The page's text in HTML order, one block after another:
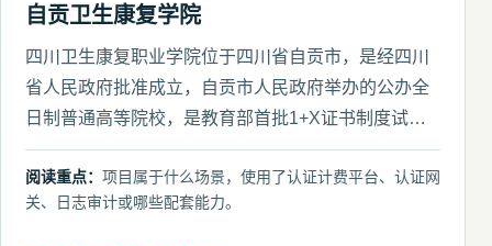
自贡卫生康复学院
四川卫生康复职业学院位于四川省自贡市，是经四川
省人民政府批准成立，自贡市人民政府举办的公办全
日制普通高等院校，是教育部首批1+X证书制度试点
院校。学院前身是始建
阅读重点： 项目属于什么场景，使用了认证计费平台、认证网
关、日志审计或哪些配套能力。